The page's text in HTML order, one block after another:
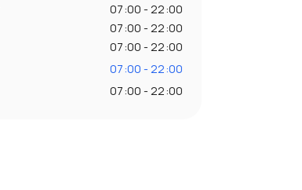
07:00 - 22:00
07:00 - 22:00
07:00 - 22:00
07:00 - 22:00
07:00 - 22:00